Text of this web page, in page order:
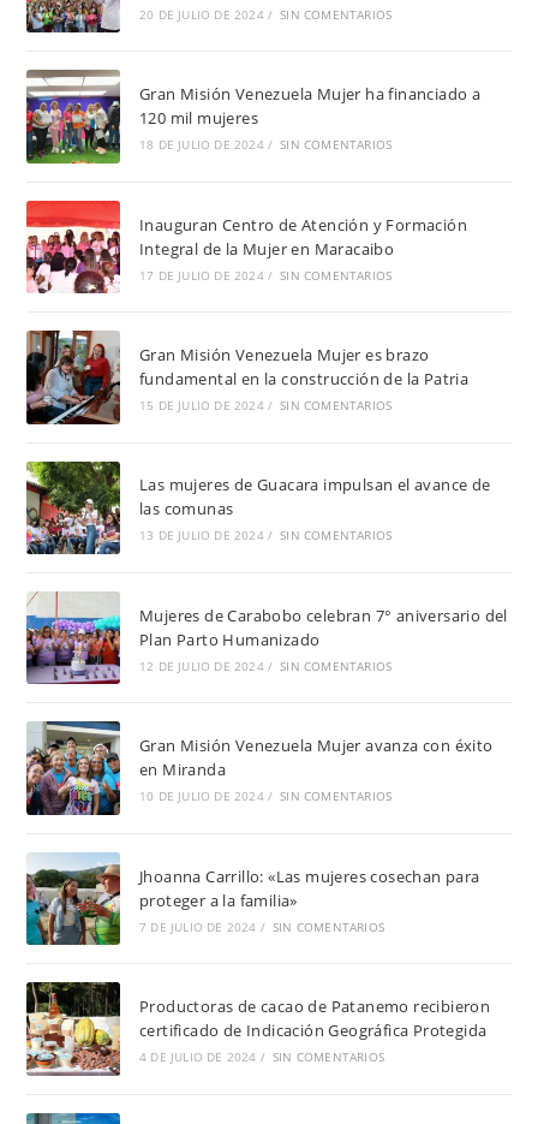
20 DE JULIO DE 2024 / SIN COMENTARIOS
Gran Misión Venezuela Mujer ha financiado a
120 mil mujeres
18 DE JULIO DE 2024 / SIN COMENTARIOS
Inauguran Centro de Atención y Formación
Integral de la Mujer en Maracaibo
17 DE JULIO DE 2024 / SIN COMENTARIOS
Gran Misión Venezuela Mujer es brazo
fundamental en la construcción de la Patria
15 DE JULIO DE 2024 / SIN COMENTARIOS
Las mujeres de Guacara impulsan el avance de
las comunas
13 DE JULIO DE 2024 / SIN COMENTARIOS
Mujeres de Carabobo celebran 7° aniversario del
Plan Parto Humanizado
12 DE JULIO DE 2024 / SIN COMENTARIOS
Gran Misión Venezuela Mujer avanza con éxito
en Miranda
10 DE JULIO DE 2024 / SIN COMENTARIOS
Jhoanna Carrillo: «Las mujeres cosechan para
proteger a la familia»
7 DE JULIO DE 2024 / SIN COMENTARIOS
Productoras de cacao de Patanemo recibieron
certificado de Indicación Geográfica Protegida
4 DE JULIO DE 2024 / SIN COMENTARIOS